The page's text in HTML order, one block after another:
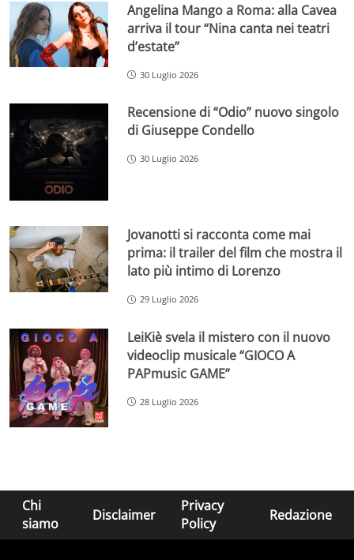
Angelina Mango a Roma: alla Cavea
arriva il tour “Nina canta nei teatri
d’estate”
30 Luglio 2026
Recensione di “Odio” nuovo singolo
di Giuseppe Condello
30 Luglio 2026
Jovanotti si racconta come mai
prima: il trailer del film che mostra il
lato più intimo di Lorenzo
29 Luglio 2026
LeiKiè svela il mistero con il nuovo
videoclip musicale “GIOCO A
PAPmusic GAME”
28 Luglio 2026
Chi
siamo
Disclaimer
Privacy
Policy
Redazione